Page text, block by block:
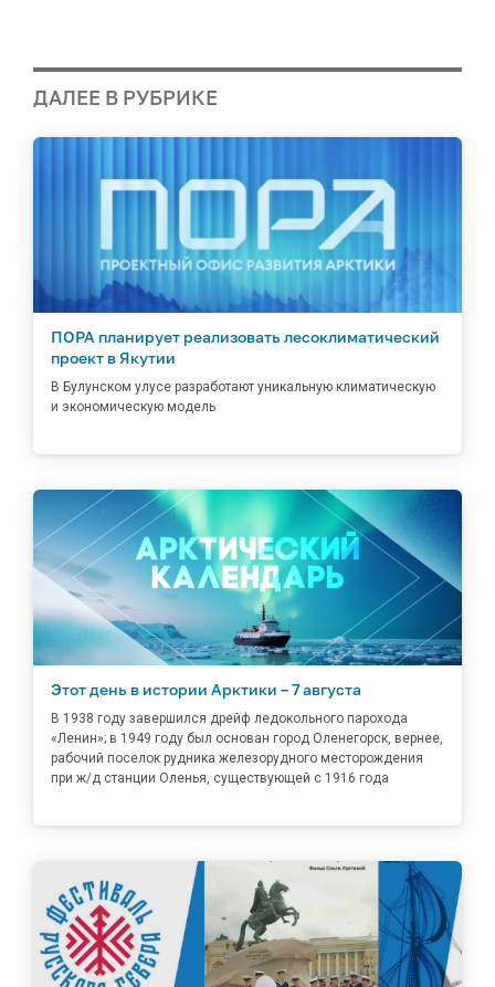
ДАЛЕЕ В РУБРИКЕ
ПОРА планирует реализовать лесоклиматический
проект в Якутии
В Булунском улусе разработают уникальную климатическую
и экономическую модель
Этот день в истории Арктики – 7 августа
В 1938 году завершился дрейф ледокольного парохода
«Ленин»; в 1949 году был основан город Оленегорск, вернее,
рабочий поселок рудника железорудного месторождения
при ж/д станции Оленья, существующей с 1916 года